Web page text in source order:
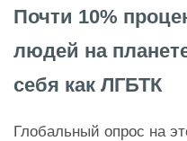
Почти 10%
людей на
себя как ЛГБТК
Глобальный опрос на